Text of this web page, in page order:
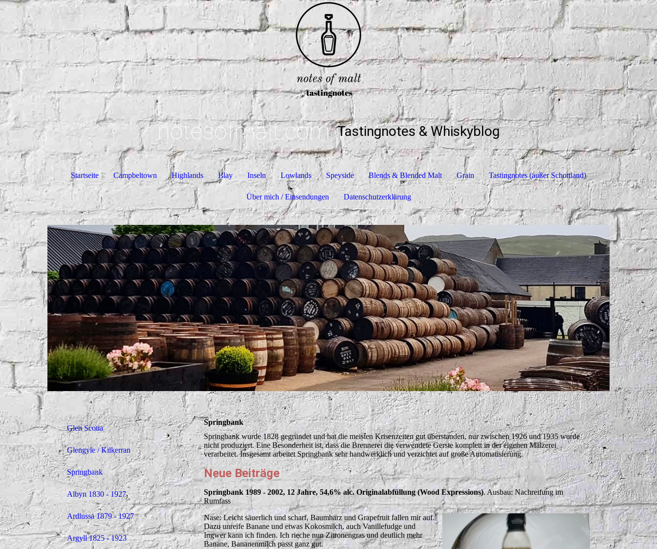
notesofmalt.com Tastingnotes & Whiskyblog
Startseite Campbeltown Highlands Islay Inseln Lowlands Speyside Blends & Blended Malt Grain Tastingnotes (außer Schottland)
Über mich / Einsendungen Datenschutzerklärung
Glen Scotia
Glengyle / Kilkerran
Springbank
Albyn 1830 - 1927
Ardlussa 1879 - 1927
Argyll 1825 - 1923
Springbank
Springbank wurde 1828 gegründet und hat die meisten Krisenzeiten gut überstanden, nur zwischen 1926 und 1935 wurde
nicht produziert. Eine Besonderheit ist, dass die Brennerei die verwendete Gerste komplett in der eigenen Mälzerei
verarbeitet. Insgesamt arbeitet Springbank sehr handwerklich und verzichtet auf große Automatisierung.
Neue Beiträge
Springbank 1989 - 2002, 12 Jahre, 54,6% alc. Originalabfüllung (Wood Expressions). Ausbau: Nachreifung im
Rumfass
Nase: Leicht säuerlich und scharf, Baumharz und Grapefruit fallen mir auf.
Dazu unreife Banane und etwas Kokosmilch, auch Vanillefudge und
Ingwer kann ich finden. Ich rieche nun Zitronengras und deutlich mehr
Banane, Bananenmilch passt ganz gut.